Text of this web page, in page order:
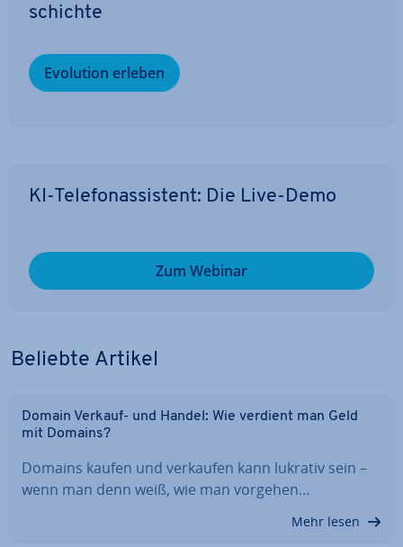
schich­te
Evolution erleben
KI-Te­le­fon­as­sis­tent: Die Live-Demo
Zum Webinar
Beliebte Artikel
Domain Verkauf- und Handel: Wie verdient man Geld
mit Domains?
Domains kaufen und verkaufen kann lukrativ sein –
wenn man denn weiß, wie man vorgehen…
Mehr lesen